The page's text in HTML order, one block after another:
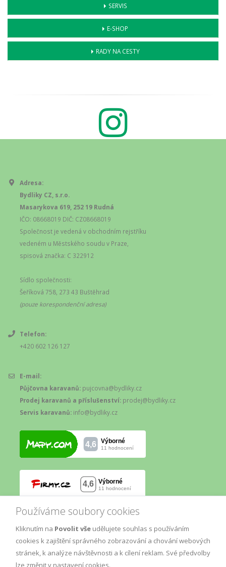
Používáme soubory cookies
Kliknutím na Povolit vše udělujete souhlas s používáním
cookies k zajištění správného zobrazování a chování webových
stránek, k analýze návštěvnosti a k cílení reklam. Své předvolby
lze změnit v nastavení cookies.
SERVIS
E-SHOP
RADY NA CESTY
Adresa:
Bydliky CZ, s.r.o.
Masarykova 619, 252 19 Rudná
IČO: 08668019 DIČ: CZ08668019
Společnost je vedená v obchodním rejstříku
vedeném u Městského soudu v Praze,
spisová značka: C 322912
Sídlo společnosti:
Šeříková 758, 273 43 Buštěhrad
(pouze korespondenční adresa)
Telefon:
+420 602 126 127
E-mail:
Půjčovna karavanů: pujcovna@bydliky.cz
Prodej karavanů a příslušenství: prodej@bydliky.cz
Servis karavanů: info@bydliky.cz